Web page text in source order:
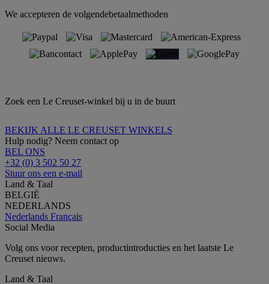
We accepteren de volgendebetaalmethoden
Zoek een Le Creuset-winkel bij u in de buurt
BEKIJK ALLE LE CREUSET WINKELS
Hulp nodig? Neem contact op
BEL ONS
+32 (0) 3 502 50 27
Stuur ons een e-mail
Land & Taal
BELGIË
NEDERLANDS
Nederlands Français
Social Media
Volg ons voor recepten, productintroducties en het laatste Le
Creuset nieuws.
Land & Taal